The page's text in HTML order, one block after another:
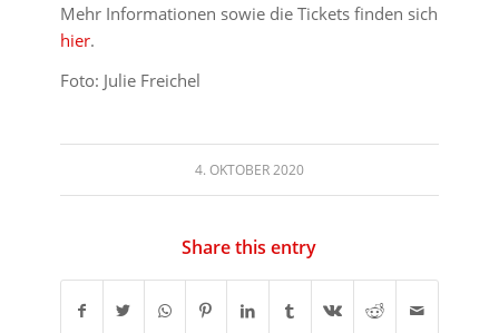
Mehr Informationen sowie die Tickets finden sich
hier.
Foto: Julie Freichel
4. OKTOBER 2020
Share this entry